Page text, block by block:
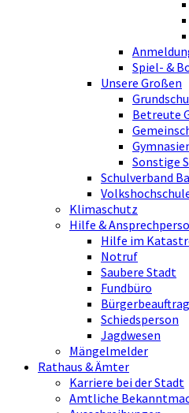
Spiel- &
Unsere Großen
Betreute
Sonstige
Schulverband
Klimaschutz
Hilfe &
Hilfe im
Notruf
Saubere Stadt
Fundbüro
Schiedsperson
Jagdwesen
Mängelmelder
Rathaus & Ämter
Karriere bei der Stadt
Amtliche